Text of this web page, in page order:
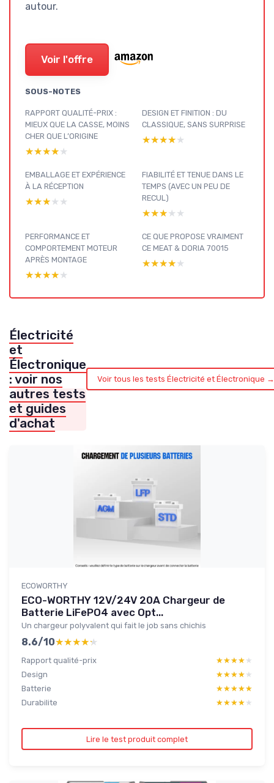
autour.
Voir l'offre
SOUS-NOTES
RAPPORT QUALITÉ-PRIX :
MIEUX QUE LA CASSE, MOINS
CHER QUE L’ORIGINE
★★★★★
★★★★★
DESIGN ET FINITION : DU
CLASSIQUE, SANS SURPRISE
★★★★★
★★★★★
EMBALLAGE ET EXPÉRIENCE
À LA RÉCEPTION
★★★★★
★★★★★
FIABILITÉ ET TENUE DANS LE
TEMPS (AVEC UN PEU DE
RECUL)
★★★★★
★★★★★
PERFORMANCE ET
COMPORTEMENT MOTEUR
APRÈS MONTAGE
★★★★★
★★★★★
CE QUE PROPOSE VRAIMENT
CE MEAT & DORIA 70015
★★★★★
★★★★★
Électricité
et
Électronique
: voir nos
autres tests
et guides
d'achat
Voir tous les tests Électricité et Électronique →
ECOWORTHY
ECO-WORTHY 12V/24V 20A Chargeur de
Batterie LiFePO4 avec Opt...
Un chargeur polyvalent qui fait le job sans chichis
8.6/10★★★★★
★★★★★
Rapport qualité-prix ★★★★★
★★★★★
Design
★★★★★
★★★★★
Batterie
★★★★★
★★★★★
Durabilite
★★★★★
★★★★★
Lire le test produit complet